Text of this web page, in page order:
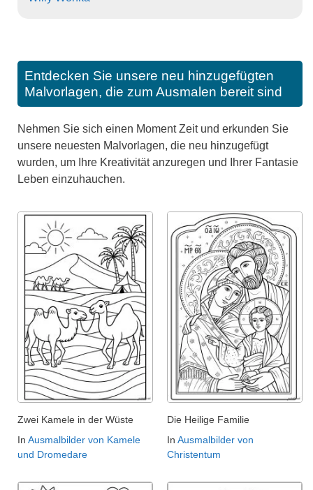
Entdecken Sie unsere neu hinzugefügten
Malvorlagen, die zum Ausmalen bereit sind
Nehmen Sie sich einen Moment Zeit und erkunden Sie
unsere neuesten Malvorlagen, die neu hinzugefügt
wurden, um Ihre Kreativität anzuregen und Ihrer Fantasie
Leben einzuhauchen.
Zwei Kamele in der Wüste
In Ausmalbilder von Kamele
und Dromedare
Die Heilige Familie
In Ausmalbilder von
Christentum